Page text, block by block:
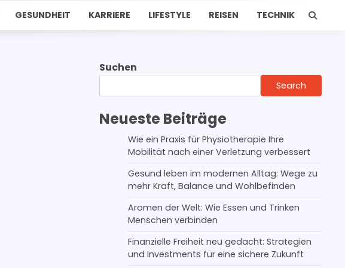
GESUNDHEIT KARRIERE LIFESTYLE REISEN TECHNIK
Suchen
Search
Neueste Beiträge
Wie ein Praxis für Physiotherapie Ihre
Mobilität nach einer Verletzung verbessert
Gesund leben im modernen Alltag: Wege zu
mehr Kraft, Balance und Wohlbefinden
Aromen der Welt: Wie Essen und Trinken
Menschen verbinden
Finanzielle Freiheit neu gedacht: Strategien
und Investments für eine sichere Zukunft